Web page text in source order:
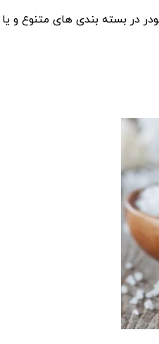
در بسته بندی های متنوع و